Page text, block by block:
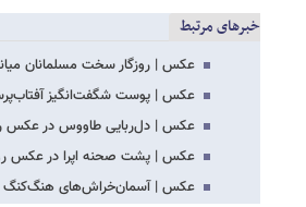
خبرهای مرتبط
عکس | روزگار سخت مسلمانان
عکس | پوست شگفت‌انگیز
عکس | دل‌ربایی طاووس در عکس
عکس | پشت صحنه اپرا در عکس
عکس | آسمان‌خراش‌های هنگ‌کنگ